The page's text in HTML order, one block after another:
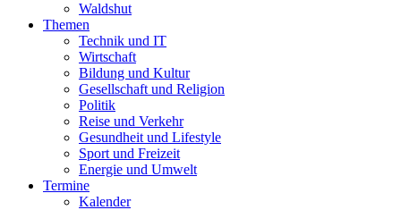
Waldshut
Themen
Technik und IT
Wirtschaft
Bildung und Kultur
Gesellschaft und Religion
Politik
Reise und Verkehr
Gesundheit und Lifestyle
Sport und Freizeit
Energie und Umwelt
Termine
Kalender